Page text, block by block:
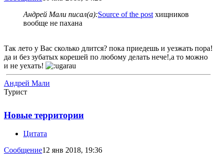
Андрей Мали писал(а):Source of the post хищников
вообще не пахана
Так лето у Вас сколько длится? пока приедешь и уезжать пора!
да и без зубатых корешей по любому делать нече!,а то можно
и не уехать!
Андрей Мали
Турист
Новые территории
Цитата
Сообщение12 янв 2018, 19:36